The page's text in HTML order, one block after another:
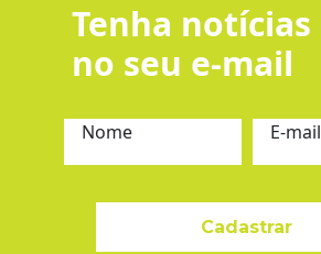
Tenha notícias
no seu e-mail
Nome E-mail
Cadastrar